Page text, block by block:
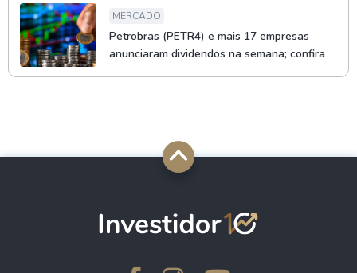
MERCADO
Petrobras (PETR4) e mais 17 empresas
anunciaram dividendos na semana; confira